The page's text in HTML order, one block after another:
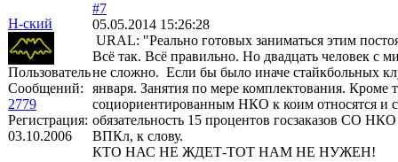
Н-ский
Пользователь
Сообщений:
2779
Регистрация:
03.10.2006
#7
05.05.2014 15:26:28
URAL: "Реально готовых заниматься этим
Всё так. Всё правильно. Но двадцать человек с
не сложно. Если бы было иначе стайкбольных
января. Занятия по мере комплектования. Кроме
социориентированным НКО к коим относятся и
обязательность 15 процентов госзаказов СО
ВПКл, к слову.
КТО НАС НЕ ЖДЕТ-ТОТ НАМ НЕ НУЖЕН!